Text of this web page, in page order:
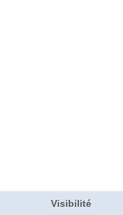
Visibilité